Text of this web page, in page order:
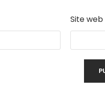
Site web